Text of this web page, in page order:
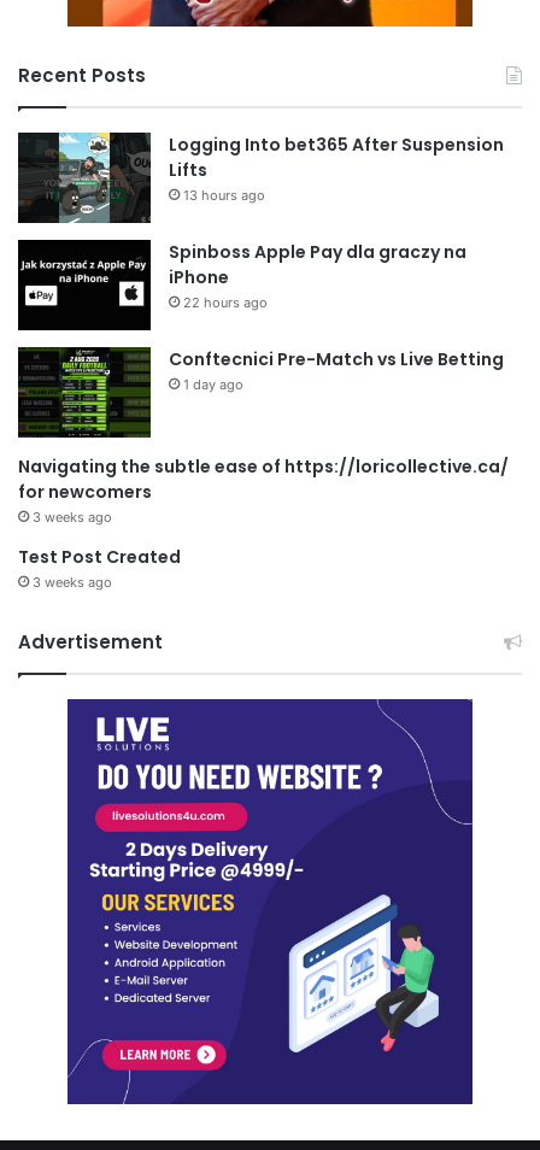
Recent Posts
Logging Into bet365 After Suspension
Lifts
13 hours ago
Spinboss Apple Pay dla graczy na
iPhone
22 hours ago
Conftecnici Pre-Match vs Live Betting
1 day ago
Navigating the subtle ease of https://loricollective.ca/
for newcomers
3 weeks ago
Test Post Created
3 weeks ago
Advertisement